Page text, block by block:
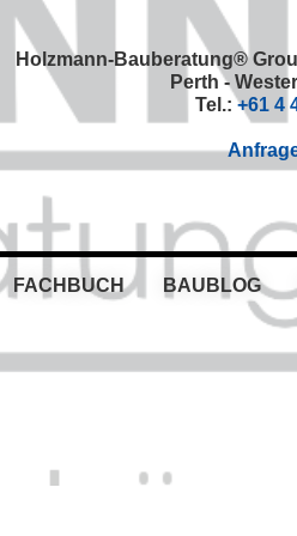
Holzmann-Bauberatung®
Perth -
Tel.:+61 4
FACHBUCH BAUBLOG